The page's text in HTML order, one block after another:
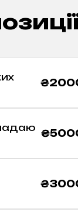
₴
₴
₴